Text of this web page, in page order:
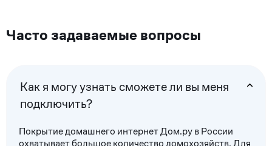
Часто задаваемые вопросы
Как я могу узнать сможете ли вы меня
подключить?
Покрытие домашнего интернет Дом.ру в России
охватывает большое количество домохозяйств. Для